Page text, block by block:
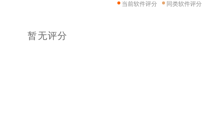
当前软件评分 同类软件评分
暂无评分